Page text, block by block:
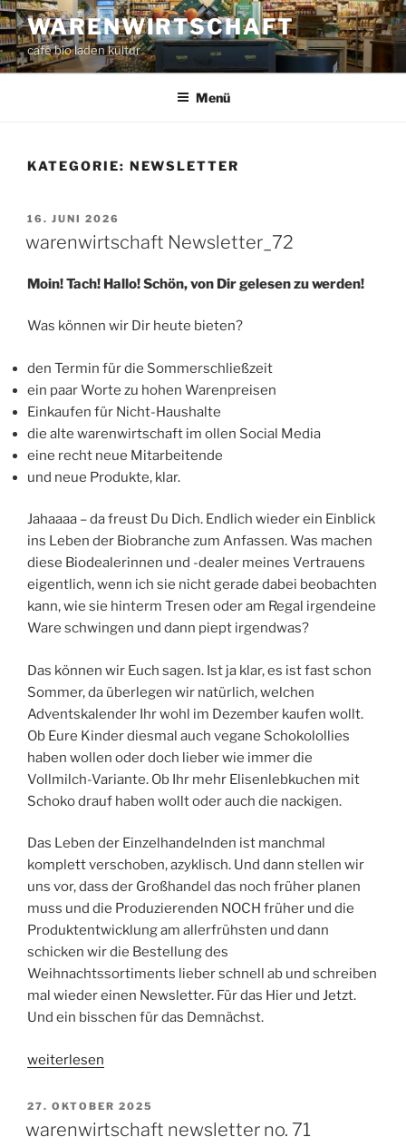
Zum
Inhalt
springen
WARENWIRTSCHAFT
café bio laden kultur
Menü
KATEGORIE: NEWSLETTER
VERÖFFENTLICHT
16. JUNI 2026
warenwirtschaft Newsletter_72
Moin! Tach! Hallo! Schön, von Dir gelesen zu werden!
Was können wir Dir heute bieten?
den Termin für die Sommerschließzeit
ein paar Worte zu hohen Warenpreisen
Einkaufen für Nicht-Haushalte
die alte warenwirtschaft im ollen Social Media
eine recht neue Mitarbeitende
und neue Produkte, klar.
Jahaaaa – da freust Du Dich. Endlich wieder ein Einblick
ins Leben der Biobranche zum Anfassen. Was machen
diese Biodealerinnen und -dealer meines Vertrauens
eigentlich, wenn ich sie nicht gerade dabei beobachten
kann, wie sie hinterm Tresen oder am Regal irgendeine
Ware schwingen und dann piept irgendwas?
Das können wir Euch sagen. Ist ja klar, es ist fast schon
Sommer, da überlegen wir natürlich, welchen
Adventskalender Ihr wohl im Dezember kaufen wollt.
Ob Eure Kinder diesmal auch vegane Schokolollies
haben wollen oder doch lieber wie immer die
Vollmilch-Variante. Ob Ihr mehr Elisenlebkuchen mit
Schoko drauf haben wollt oder auch die nackigen.
Das Leben der Einzelhandelnden ist manchmal
komplett verschoben, azyklisch. Und dann stellen wir
uns vor, dass der Großhandel das noch früher planen
muss und die Produzierenden NOCH früher und die
Produktentwicklung am allerfrühsten und dann
schicken wir die Bestellung des
Weihnachtssortiments lieber schnell ab und schreiben
mal wieder einen Newsletter. Für das Hier und Jetzt.
Und ein bisschen für das Demnächst.
„warenwirtschaft
weiterlesen
VERÖFFENTLICHT
27. OKTOBER 2025
warenwirtschaft newsletter no. 71